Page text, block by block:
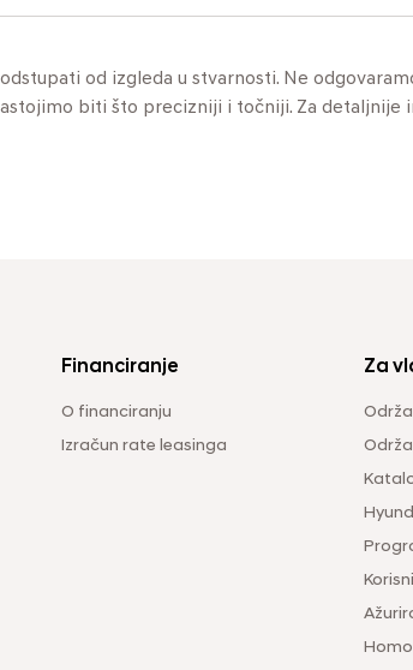
od izgleda u stvarnosti. Ne
biti što precizniji i točniji. Za detaljnije
Financiranje
O financiranju
Izračun rate leasinga
Za